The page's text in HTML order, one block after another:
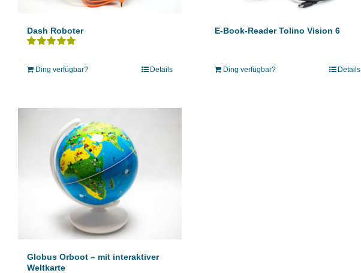
Dash Roboter
mit5.00 von 5
Ding verfügbar? Details
E-Book-Reader Tolino Vision 6
Ding verfügbar? Details
Globus Orboot – mit interaktiver
Weltkarte